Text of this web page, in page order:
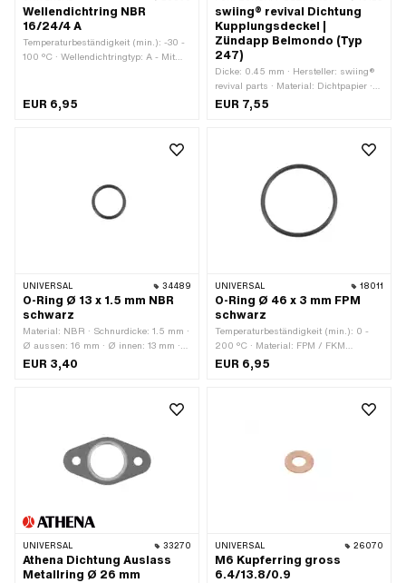
Wellendichtring NBR
16/24/4 A
Temperaturbeständigkeit (min.): -30 -
100 °C · Wellendichtringtyp: A - Mit
mm · Ø aussen: 24 mm · Ø innen: 16
EUR 6,95
swiing® revival Dichtung
Kupplungsdeckel |
Zündapp Belmondo (Typ
247)
Dicke: 0.45 mm · Hersteller: swiing®
revival parts · Material: Dichtpapier ·
Anzahl Bestandteile: 1 Stk. · Anzahl
Befestigungspunkte: 9 Stk.
EUR 7,55
UNIVERSAL 34489
O-Ring Ø 13 x 1.5 mm NBR
schwarz
Material: NBR · Schnurdicke: 1.5 mm ·
Ø aussen: 16 mm · Ø innen: 13 mm ·
Härte: 70 Shore
EUR 3,40
UNIVERSAL 18011
O-Ring Ø 46 x 3 mm FPM
schwarz
Temperaturbeständigkeit (min.): 0 -
200 °C · Material: FPM / FKM
(umgangssprachlich bekannt als
Viton) · Verwendungsort: Universal ·
EUR 6,95
UNIVERSAL 33270
Athena Dichtung Auslass
Metallring Ø 26 mm
UNIVERSAL 26070
M6 Kupferring gross
6.4/13.8/0.9